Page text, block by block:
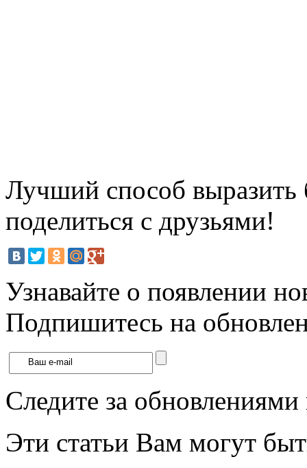
Лучший способ выразить
поделиться с друзьями!
Узнавайте о появлении
Подпишитесь на
Следите за
Эти статьи Вам могут